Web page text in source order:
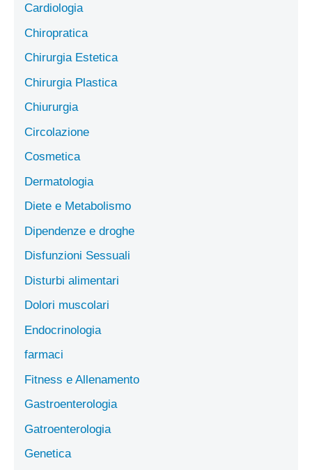
Cardiologia
Chiropratica
Chirurgia Estetica
Chirurgia Plastica
Chiururgia
Circolazione
Cosmetica
Dermatologia
Diete e Metabolismo
Dipendenze e droghe
Disfunzioni Sessuali
Disturbi alimentari
Dolori muscolari
Endocrinologia
farmaci
Fitness e Allenamento
Gastroenterologia
Gatroenterologia
Genetica